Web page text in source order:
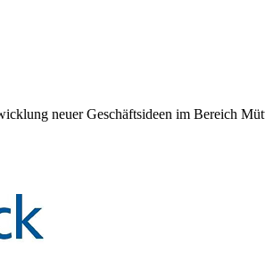
neuer Geschäftsideen im Bereich